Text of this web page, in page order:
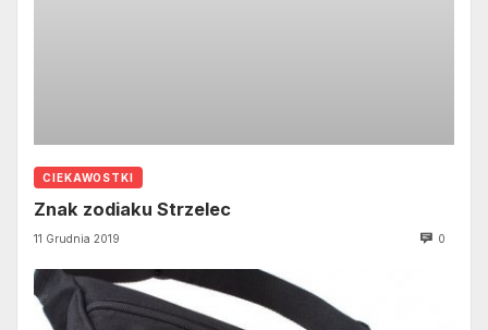
CIEKAWOSTKI
Znak zodiaku Strzelec
11 Grudnia 2019 0